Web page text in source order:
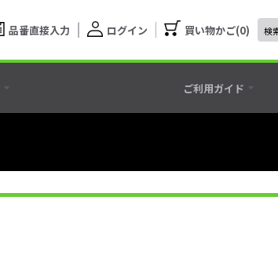
品番直接入力 ログイン 買い物かご 0
ご利用ガイド